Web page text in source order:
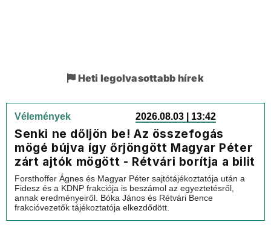
Heti legolvasottabb hírek
Vélemények 2026.08.03 | 13:42
Senki ne dőljön be! Az összefogás
mögé bújva így őrjöngött Magyar Péter
zárt ajtók mögött - Rétvári borítja a bilit
Forsthoffer Ágnes és Magyar Péter sajtótájékoztatója után a
Fidesz és a KDNP frakciója is beszámol az egyeztetésről,
annak eredményeiről. Bóka János és Rétvári Bence
frakcióvezetők tájékoztatója elkezdődött.